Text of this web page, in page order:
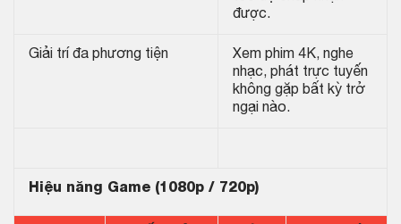
được.
Giải trí đa phương tiện
Xem phim 4K, nghe
nhạc, phát trực tuyến
không gặp bất kỳ trở
ngại nào.
Hiệu năng Game (1080p / 720p)